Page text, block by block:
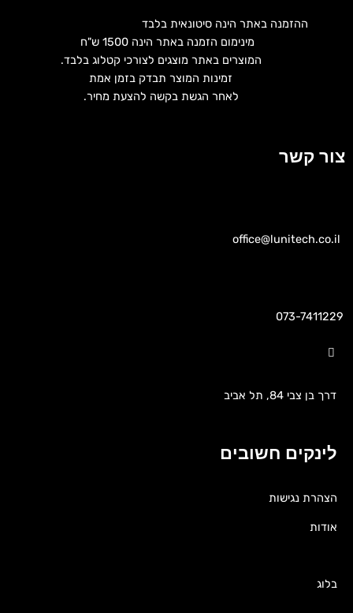
לינקים חשובים
הצהרת נגישות
אודות
בלוג
צור קשר
office@lunitech.co.il
073-7411229
דרך בן צבי 84, תל אביב
ההזמנה באתר הינה סיטונאית בלבד
מינימום הזמנה באתר הינה 1500 ש"ח
המוצרים באתר מוצגים לצורכי קטלוג בלבד.
זמינות המוצר תבדק בזמן אמת
לאחר הגשת בקשה להצעת מחיר.